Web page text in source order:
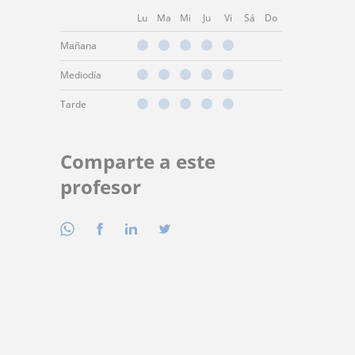
Lu Ma Mi Ju Vi Sá Do
Mañana
Mediodía
Tarde
Comparte a este
profesor